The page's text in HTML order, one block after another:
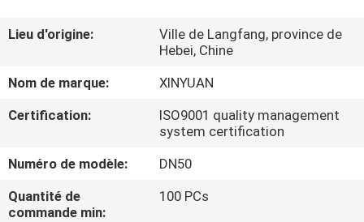
AU
DE
NOUS
VISITE
D'USINE
Lieu d'origine:
Ville de Langfang, province de
Hebei, Chine
Nom de marque:
XINYUAN
Certification:
ISO9001 quality management
system certification
Numéro de modèle:
DN50
Quantité de
commande min:
100 PCs